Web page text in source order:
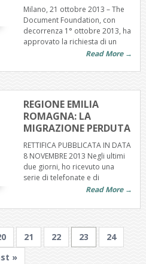
Milano, 21 ottobre 2013 – The
Document Foundation, con
decorrenza 1° ottobre 2013, ha
approvato la richiesta di un
Read More →
REGIONE EMILIA
ROMAGNA: LA
MIGRAZIONE PERDUTA
RETTIFICA PUBBLICATA IN DATA
8 NOVEMBRE 2013 Negli ultimi
due giorni, ho ricevuto una
serie di telefonate e di
Read More →
21 22 23
24
»